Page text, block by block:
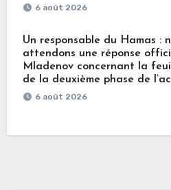
6 août 2026
Un responsable du Hamas :
attendons une réponse
Mladenov concernant la
de la deuxième phase de
6 août 2026